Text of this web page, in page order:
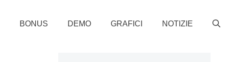
BONUS DEMO GRAFICI NOTIZIE